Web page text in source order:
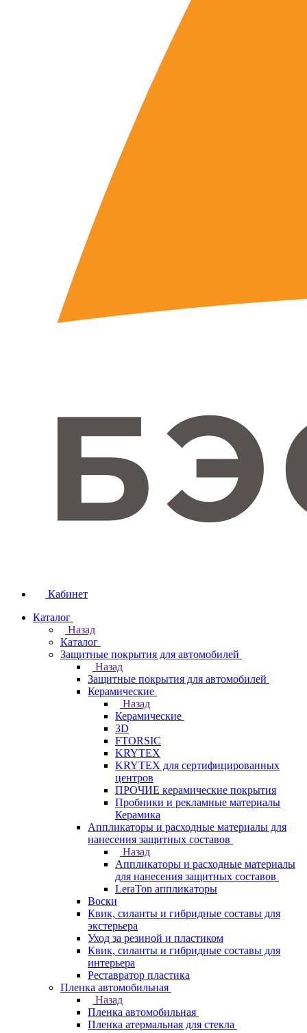
Кабинет
Каталог
Назад
Каталог
Защитные покрытия для автомобилей
Назад
Защитные покрытия для автомобилей
Керамические
Назад
Керамические
3D
FTORSIC
KRYTEX
KRYTEX для сертифицированных
центров
ПРОЧИЕ керамические покрытия
Пробники и рекламные материалы
Керамика
Аппликаторы и расходные материалы для
нанесения защитных составов
Назад
Аппликаторы и расходные материалы
для нанесения защитных составов
LeraTon аппликаторы
Воски
Квик, силанты и гибридные составы для
экстерьера
Уход за резиной и пластиком
Квик, силанты и гибридные составы для
интерьера
Реставратор пластика
Пленка автомобильная
Назад
Пленка автомобильная
Пленка атермальная для стекла